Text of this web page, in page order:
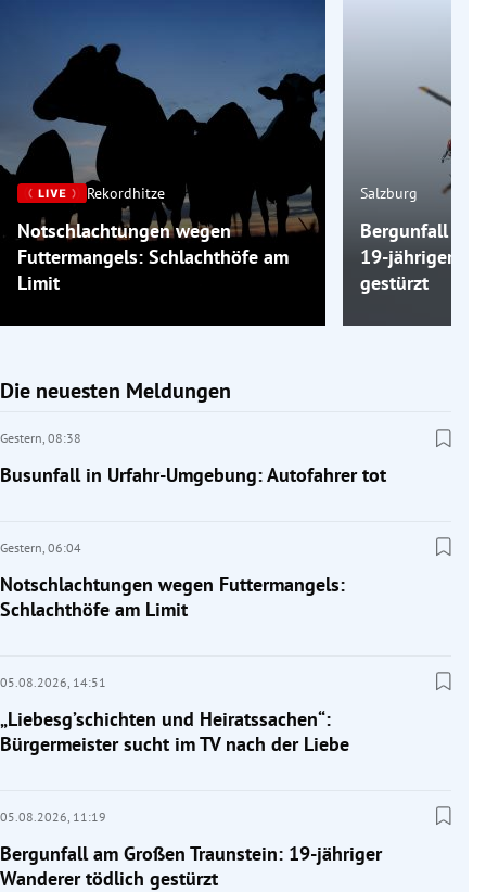
Rekordhitze
Notschlachtungen wegen
Futtermangels: Schlachthöfe am
Limit
Salzburg
Bergunfall am
19-jähriger
gestürzt
Die neuesten Meldungen
Gestern, 08:38
Busunfall in Urfahr-Umgebung: Autofahrer tot
Gestern, 06:04
Notschlachtungen wegen Futtermangels:
Schlachthöfe am Limit
05.08.2026, 14:51
„Liebesg’schichten und Heiratssachen“:
Bürgermeister sucht im TV nach der Liebe
05.08.2026, 11:19
Bergunfall am Großen Traunstein: 19-jähriger
Wanderer tödlich gestürzt